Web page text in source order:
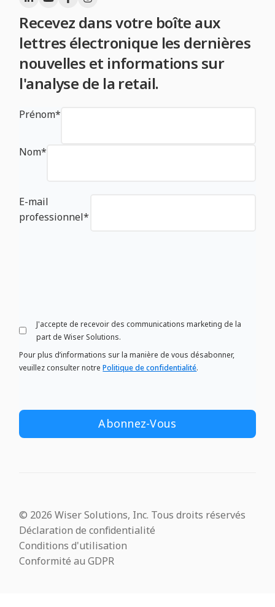
Recevez dans votre boîte aux
lettres électronique les dernières
nouvelles et informations sur
l'analyse de la retail.
Prénom*
Nom*
E-mail
professionnel*
J'accepte de recevoir des communications marketing de la
part de Wiser Solutions.
Pour plus d’informations sur la manière de vous désabonner,
veuillez consulter notrePolitique de confidentialité.
© 2026 Wiser Solutions, Inc. Tous droits réservés
Déclaration de confidentialité
Conditions d'utilisation
Conformité au GDPR